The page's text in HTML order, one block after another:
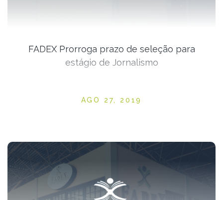
FADEX Prorroga prazo de seleção para
estágio de Jornalismo
Posted on
AGO 27, 2019